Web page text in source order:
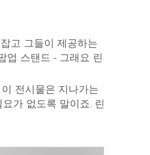
고 그들이 제공하는
업 스탠드 - 그래요 린
전시물은 지나가는
가 없도록 말이죠. 린